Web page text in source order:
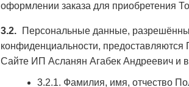
оформлении заказа для приобретения
3.2.
Персональные данные,
конфиденциальности,
Сайте ИП Асланян Агабек Андреевич
3.2.1. Фамилия, имя, отчество